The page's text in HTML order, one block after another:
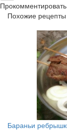
Прокомментировать
Похожие рецепты
Бараньи